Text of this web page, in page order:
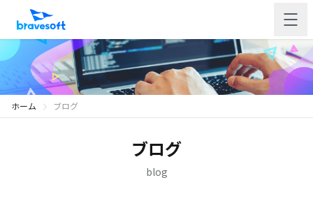
ホーム ブログ
ブログ
blog